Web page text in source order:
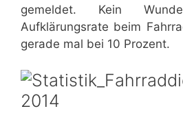
gemeldet. Kein
Aufklärungsrate beim
gerade mal bei 10 Prozent.